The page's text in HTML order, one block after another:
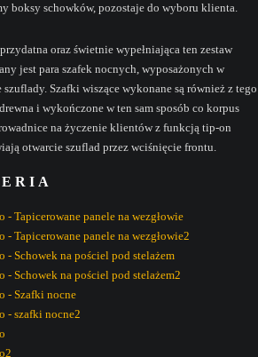
boksy schowków, pozostaje do wyboru klienta.
oraz świetnie wypełniająca ten zestaw
jest para szafek nocnych, wyposażonych w
szuflady. Szafki wiszące wykonane są również z tego
i wykończone w ten sam sposób co korpus
na życzenie klientów z funkcją tip-on
otwarcie szuflad przez wciśnięcie frontu.